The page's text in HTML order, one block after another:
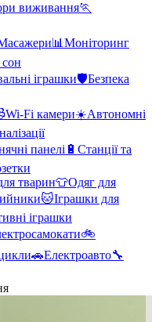
виживання🏃
📊 Моніторинг
іграшки🛡️Безпека
Wi-Fi камери☀️Автономні
панелі 🔋 Станції та
тварин👕Одяг для
🐱Іграшки для
іграшки
🚲
🚗Електроавто🔧